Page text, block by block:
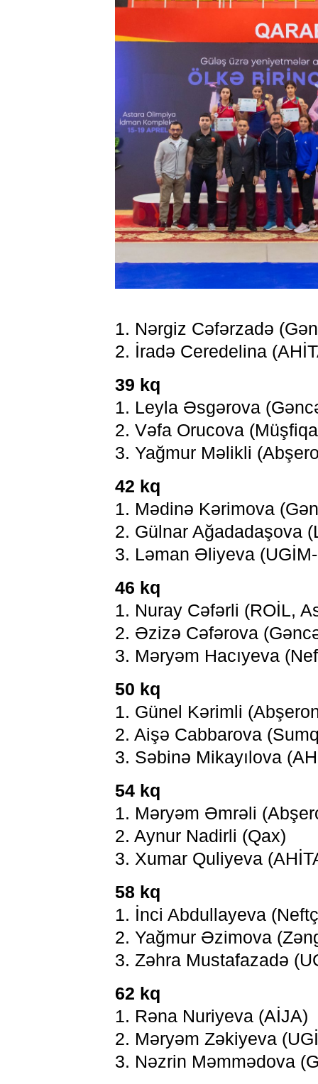
1. Nərgiz Cəfərzadə
2. İradə Ceredelina
39 kq
1. Leyla Əsgərova
2. Vəfa Orucova
3. Yağmur Məlikli
42 kq
1. Mədinə Kərimova
2. Gülnar Ağadadaşova
3. Ləman Əliyeva
46 kq
1. Nuray Cəfərli (ROİL,
2. Əzizə Cəfərova
3. Məryəm Hacıyeva
50 kq
1. Günel Kərimli
2. Aişə Cabbarova
3. Səbinə Mikayılova
54 kq
1. Məryəm Əmrəli
2. Aynur Nadirli (Qax)
3. Xumar Quliyeva
58 kq
1. İnci Abdullayeva
2. Yağmur Əzimova
3. Zəhra Mustafazadə
62 kq
1. Rəna Nuriyeva (AİJA)
2. Məryəm Zəkiyeva
3. Nəzrin Məmmədova